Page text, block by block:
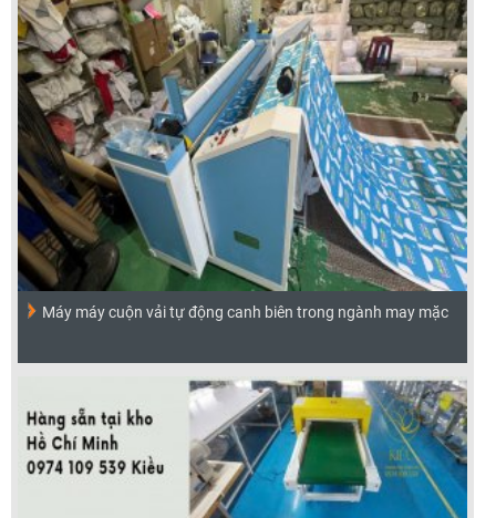
Máy máy cuộn vải tự động canh biên trong ngành may mặc